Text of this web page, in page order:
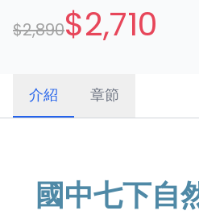
$2,890$2,710
介紹 章節
國中七下自